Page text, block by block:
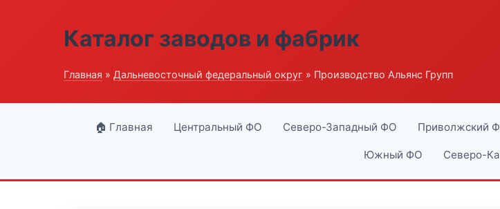
Каталог заводов и фабрик
Главная » Дальневосточный федеральный округ » Производство Альянс Групп
🏠 Главная Центральный ФО Северо-Западный ФО Приволжский
Южный ФО Северо-